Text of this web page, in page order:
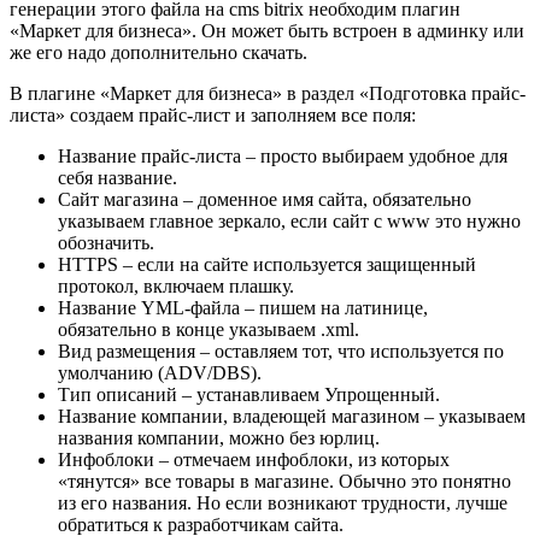
генерации этого файла на cms bitrix необходим плагин
«Маркет для бизнеса». Он может быть встроен в админку или
же его надо дополнительно скачать.
В плагине «Маркет для бизнеса» в раздел «Подготовка прайс-
листа» создаем прайс-лист и заполняем все поля:
Название прайс-листа – просто выбираем удобное для
себя название.
Сайт магазина – доменное имя сайта, обязательно
указываем главное зеркало, если сайт с www это нужно
обозначить.
HTTPS – если на сайте используется защищенный
протокол, включаем плашку.
Название YML-файла – пишем на латинице,
обязательно в конце указываем .xml.
Вид размещения – оставляем тот, что используется по
умолчанию (ADV/DBS).
Тип описаний – устанавливаем Упрощенный.
Название компании, владеющей магазином – указываем
названия компании, можно без юрлиц.
Инфоблоки – отмечаем инфоблоки, из которых
«тянутся» все товары в магазине. Обычно это понятно
из его названия. Но если возникают трудности, лучше
обратиться к разработчикам сайта.